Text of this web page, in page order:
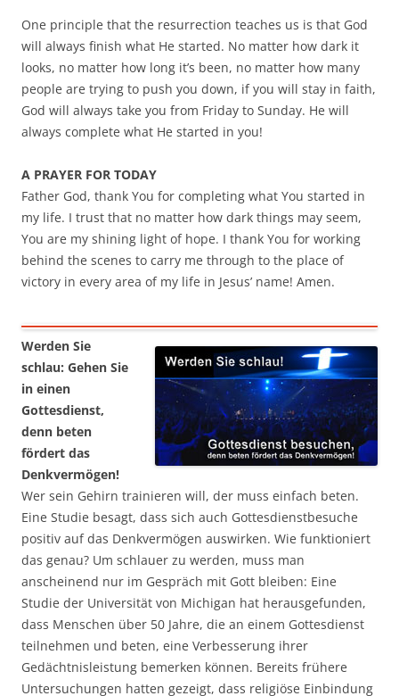
One principle that the resurrection teaches us is that God
will always finish what He started. No matter how dark it
looks, no matter how long it’s been, no matter how many
people are trying to push you down, if you will stay in faith,
God will always take you from Friday to Sunday. He will
always complete what He started in you!
A PRAYER FOR TODAY
Father God, thank You for completing what You started in
my life. I trust that no matter how dark things may seem,
You are my shining light of hope. I thank You for working
behind the scenes to carry me through to the place of
victory in every area of my life in Jesus’ name! Amen.
Werden Sie
schlau: Gehen Sie
in einen
Gottesdienst,
denn beten
fördert das
Denkvermögen!
Wer sein Gehirn trainieren will, der muss einfach beten.
Eine Studie besagt, dass sich auch Gottesdienstbesuche
positiv auf das Denkvermögen auswirken. Wie funktioniert
das genau? Um schlauer zu werden, muss man
anscheinend nur im Gespräch mit Gott bleiben: Eine
Studie der Universität von Michigan hat herausgefunden,
dass Menschen über 50 Jahre, die an einem Gottesdienst
teilnehmen und beten, eine Verbesserung ihrer
Gedächtnisleistung bemerken können. Bereits frühere
Untersuchungen hatten gezeigt, dass religiöse Einbindung